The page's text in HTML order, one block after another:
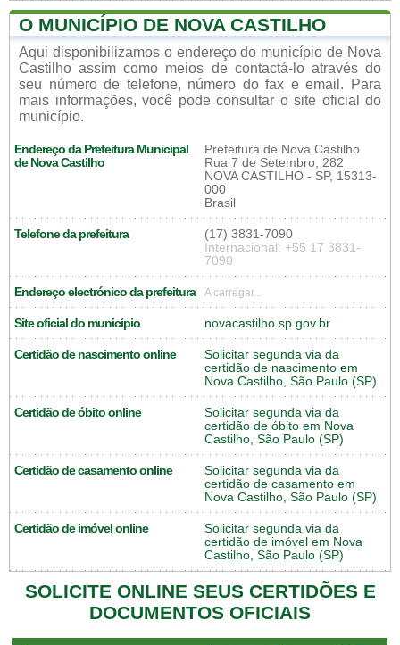
O MUNICÍPIO DE NOVA CASTILHO
Aqui disponibilizamos o endereço do município de Nova
Castilho assim como meios de contactá-lo através do
seu número de telefone, número do fax e email. Para
mais informações, você pode consultar o site oficial do
município.
Endereço da Prefeitura Municipal
de Nova Castilho
Prefeitura de Nova Castilho
Rua 7 de Setembro, 282
NOVA CASTILHO - SP, 15313-
000
Brasil
Telefone da prefeitura
(17) 3831-7090
Internacional: +55 17 3831-
7090
Endereço electrónico da prefeitura A carregar...
Site oficial do município novacastilho.sp.gov.br
Certidão de nascimento online
Solicitar segunda via da
certidão de nascimento em
Nova Castilho, São Paulo (SP)
Certidão de óbito online
Solicitar segunda via da
certidão de óbito em Nova
Castilho, São Paulo (SP)
Certidão de casamento online
Solicitar segunda via da
certidão de casamento em
Nova Castilho, São Paulo (SP)
Certidão de imóvel online
Solicitar segunda via da
certidão de imóvel em Nova
Castilho, São Paulo (SP)
SOLICITE ONLINE SEUS CERTIDÕES E
DOCUMENTOS OFICIAIS